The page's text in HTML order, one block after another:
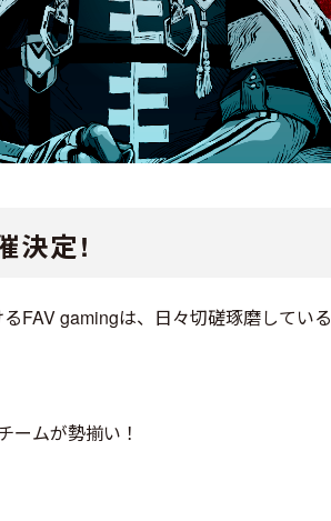
決定!
FAV gamingは、日々切磋琢磨してい
ームが勢揃い！